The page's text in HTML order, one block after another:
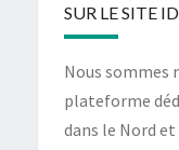
SUR LE SITE
Nous sommes
plateforme
dans le Nord et